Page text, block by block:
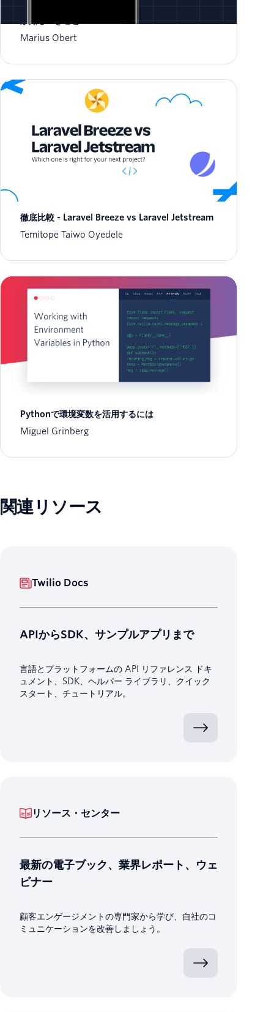
Marius Obert
徹底比較 - Laravel Breeze vs Laravel Jetstream
Temitope Taiwo Oyedele
Pythonで環境変数を活用するには
Miguel Grinberg
関連リソース
Twilio Docs
APIからSDK、サンプルアプリまで
言語とプラットフォームの API リファレンス ドキ
ュメント、SDK、ヘルパー ライブラリ、クイック
スタート、チュートリアル。
リソース・センター
最新の電子ブック、業界レポート、ウェ
ビナー
顧客エンゲージメントの専門家から学び、自社のコ
ミュニケーションを改善しましょう。